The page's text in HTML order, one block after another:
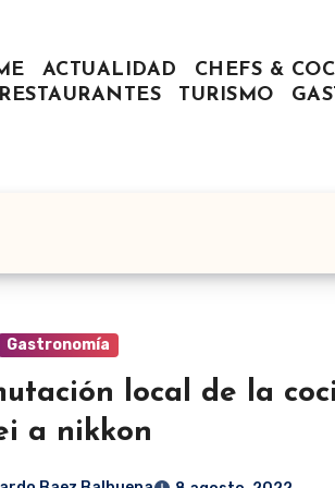
ACTUALIDAD CHEFS &
RESTAURANTES
TURISMO
Gastronomía
local de la
a nikkon